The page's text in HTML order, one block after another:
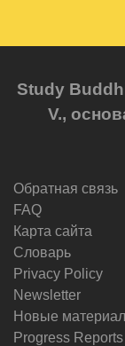
Study
V.,
Обратная связь
FAQ
Карта сайта
Словарь
Privacy Policy
Newsletter
Новые
Progress Reports